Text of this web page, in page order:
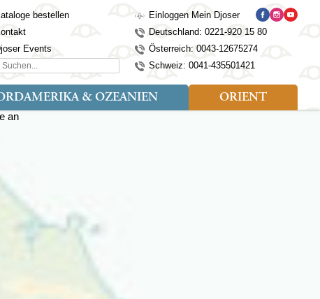
bestellen
Events
Einloggen Mein Djoser
Deutschland: 0221-920 15 80
Österreich: 0043-12675274
Schweiz: 0041-435501421
Mazedonien
Montenegro
Kambodscha
Kasachstan
& OZEANIEN ORIENT